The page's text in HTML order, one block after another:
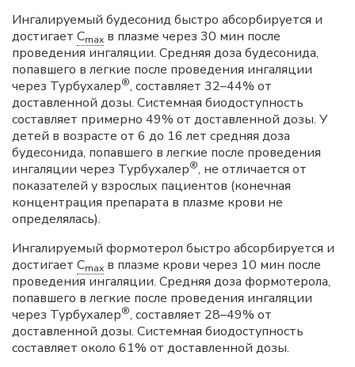
Ингалируемый будесонид быстро абсорбируется и
достигает Cmax в плазме через 30 мин после
проведения ингаляции. Средняя доза будесонида,
попавшего в легкие после проведения ингаляции
через Турбухалер®, составляет 32–44% от
доставленной дозы. Системная биодоступность
составляет примерно 49% от доставленной дозы. У
детей в возрасте от 6 до 16 лет средняя доза
будесонида, попавшего в легкие после проведения
ингаляции через Турбухалер®, не отличается от
показателей у взрослых пациентов (конечная
концентрация препарата в плазме крови не
определялась).
Ингалируемый формотерол быстро абсорбируется и
достигает Cmax в плазме крови через 10 мин после
проведения ингаляции. Средняя доза формотерола,
попавшего в легкие после проведения ингаляции
через Турбухалер®, составляет 28–49% от
доставленной дозы. Системная биодоступность
составляет около 61% от доставленной дозы.